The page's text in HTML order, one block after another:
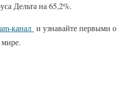
Дельта на 65,2%.
канал и узнавайте первыми о